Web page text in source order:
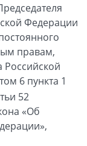
Федерации
правам,
6 пункта 1
52
«Об